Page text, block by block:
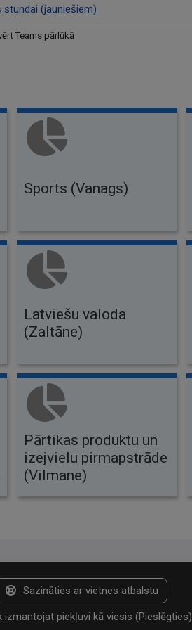
(jauniešiem)
Teams pārlūkā
Sports (Vanags)
Latviešu valoda
(Zaltāne)
Pārtikas produktu un
izejvielu pirmapstrāde
(Vilmane)
Sazināties ar vietnes atbalstu
izmantojat piekļuvi kā viesis (Pieslēgties)